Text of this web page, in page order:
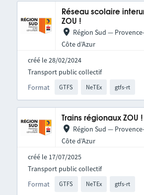
Réseau scolaire
ZOU !
Région Sud —
Côte d’Azur
créé le 28/02/2024
Format GTFS NeTEx gtfs-rt
Transport public collectif
Trains régionaux ZOU !
Région Sud —
Côte d’Azur
créé le 17/07/2025
Format GTFS NeTEx gtfs-rt
Transport public collectif